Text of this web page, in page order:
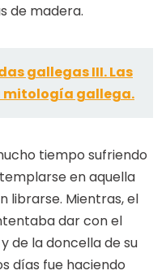
de madera.
gallegas III. Las
mitología gallega.
tiempo sufriendo
en aquella
librarse. Mientras, el
dar con el
de la doncella de su
días fue haciendo